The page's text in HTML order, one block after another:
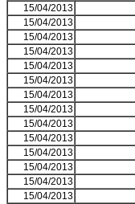
15/04/2013
15/04/2013
15/04/2013
15/04/2013
15/04/2013
15/04/2013
15/04/2013
15/04/2013
15/04/2013
15/04/2013
15/04/2013
15/04/2013
15/04/2013
15/04/2013